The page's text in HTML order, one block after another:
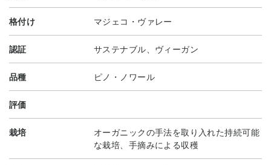
格付け マジェコ・ヴァレー
認証 サステナブル、ヴィーガン
品種 ピノ・ノワール
評価
栽培
オーガニックの手法を取り入れた持続可能
な栽培、手摘みによる収穫